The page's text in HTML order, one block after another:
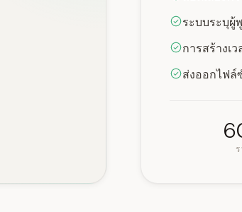
ระบบระบุ
การสร้างเ
ส่งออกไฟล์